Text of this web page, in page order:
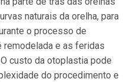
naturais da orelha, para
o processo de
remodelada e as feridas
custo da otoplastia pode
do procedimento e